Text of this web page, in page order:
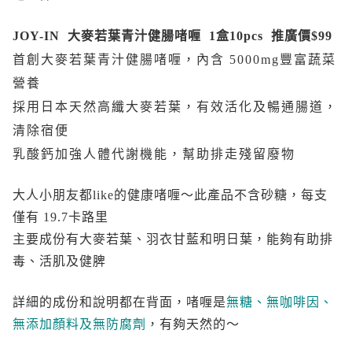
JOY-IN 大麥若葉青汁健腸啫喱 1盒10pcs 推廣價$99
首創大麥若葉青汁健腸啫喱，內含 5000mg豐富蔬菜
營養
採用日本天然高纖大麥若葉，有效活化及暢通腸道，
清除宿便
乳酸鈣加強人體代謝機能，幫助排走殘留廢物
大人小朋友都like的健康啫喱～此產品不含砂糖，每支
僅有 19.7卡路里
主要成份有大麥若葉、羽衣甘藍和明日葉，能夠有助排
毒、活肌及健脾
詳細的成份和說明都在背面，啫喱是無糖、無咖啡因、
無添加顏料及無防腐劑 ，有夠天然的～